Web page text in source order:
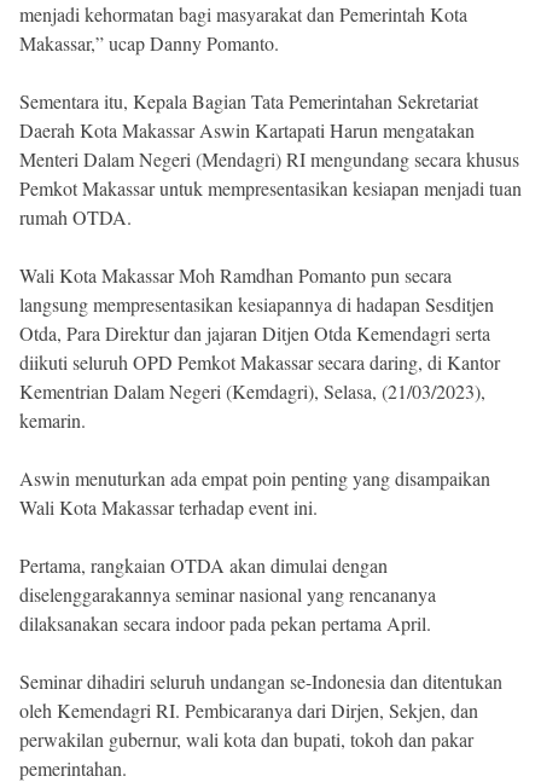
menjadi kehormatan bagi masyarakat dan Pemerintah Kota
Makassar,” ucap Danny Pomanto.
Sementara itu, Kepala Bagian Tata Pemerintahan Sekretariat
Daerah Kota Makassar Aswin Kartapati Harun mengatakan
Menteri Dalam Negeri (Mendagri) RI mengundang secara khusus
Pemkot Makassar untuk mempresentasikan kesiapan menjadi tuan
rumah OTDA.
Wali Kota Makassar Moh Ramdhan Pomanto pun secara
langsung mempresentasikan kesiapannya di hadapan Sesditjen
Otda, Para Direktur dan jajaran Ditjen Otda Kemendagri serta
diikuti seluruh OPD Pemkot Makassar secara daring, di Kantor
Kementrian Dalam Negeri (Kemdagri), Selasa, (21/03/2023),
kemarin.
Aswin menuturkan ada empat poin penting yang disampaikan
Wali Kota Makassar terhadap event ini.
Pertama, rangkaian OTDA akan dimulai dengan
diselenggarakannya seminar nasional yang rencananya
dilaksanakan secara indoor pada pekan pertama April.
Seminar dihadiri seluruh undangan se-Indonesia dan ditentukan
oleh Kemendagri RI. Pembicaranya dari Dirjen, Sekjen, dan
perwakilan gubernur, wali kota dan bupati, tokoh dan pakar
pemerintahan.